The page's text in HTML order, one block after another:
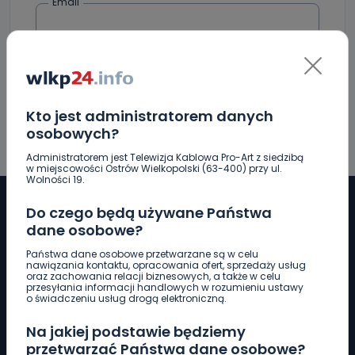
Kto jest administratorem danych
osobowych?
Administratorem jest Telewizja Kablowa Pro-Art z siedzibą
w miejscowości Ostrów Wielkopolski (63-400) przy ul.
Wolności 19.
Do czego będą używane Państwa
dane osobowe?
Państwa dane osobowe przetwarzane są w celu
nawiązania kontaktu, opracowania ofert, sprzedaży usług
oraz zachowania relacji biznesowych, a także w celu
przesyłania informacji handlowych w rozumieniu ustawy
o świadczeniu usług drogą elektroniczną.
Na jakiej podstawie będziemy
przetwarzać Państwa dane osobowe?
Pobierz logotyp
LINIA INTERWENCYJNA